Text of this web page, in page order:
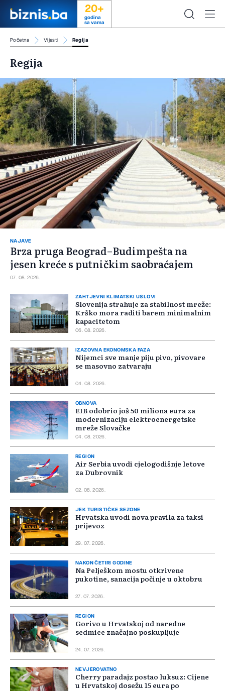
20+
godina
sa vama
Početna Vijesti Regija
Regija
NAJAVE
Brza pruga Beograd–Budimpešta na
jesen kreće s putničkim saobraćajem
07. 08. 2026.
ZAHTJEVNI KLIMATSKI USLOVI
Slovenija strahuje za stabilnost mreže:
Krško mora raditi barem minimalnim
kapacitetom
06. 08. 2026.
IZAZOVNA EKONOMSKA FAZA
Nijemci sve manje piju pivo, pivovare
se masovno zatvaraju
04. 08. 2026.
OBNOVA
EIB odobrio još 50 miliona eura za
modernizaciju elektroenergetske
mreže Slovačke
04. 08. 2026.
REGION
Air Serbia uvodi cjelogodišnje letove
za Dubrovnik
02. 08. 2026.
JEK TURISTIČKE SEZONE
Hrvatska uvodi nova pravila za taksi
prijevoz
29. 07. 2026.
NAKON ČETIRI GODINE
Na Pelješkom mostu otkrivene
pukotine, sanacija počinje u oktobru
27. 07. 2026.
REGION
Gorivo u Hrvatskoj od naredne
sedmice značajno poskupljuje
24. 07. 2026.
NEVJEROVATNO
Cherry paradajz postao luksuz: Cijene
u Hrvatskoj dosežu 15 eura po